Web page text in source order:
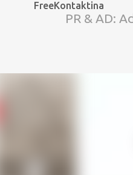
スキップしてメ
FreeKontaktina
PR & AD: